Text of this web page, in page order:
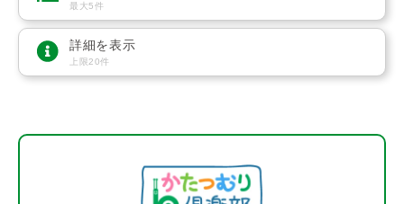
最大5件
詳細を表示
上限20件